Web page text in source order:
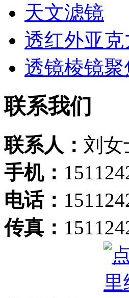
天文滤镜
透红外亚克
透镜棱镜聚
联系我们
联系人： 刘女
手机：
电话：
传真：